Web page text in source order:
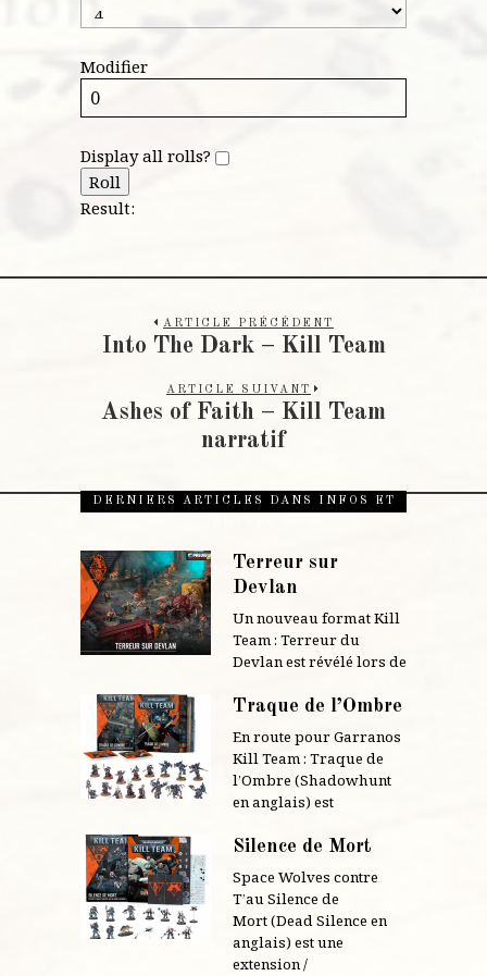
Modifier
Display all rolls?
Roll
Result:
ARTICLE PRÉCÉDENT
Into The Dark – Kill Team
ARTICLE SUIVANT
Ashes of Faith – Kill Team
narratif
DERNIERS ARTICLES DANS INFOS ET
Terreur sur
Devlan
Un nouveau format Kill
Team : Terreur du
Devlan est révélé lors de
Traque de l’Ombre
En route pour Garranos
Kill Team : Traque de
l’Ombre (Shadowhunt
en anglais) est
Silence de Mort
Space Wolves contre
T’au Silence de
Mort (Dead Silence en
anglais) est une
extension /